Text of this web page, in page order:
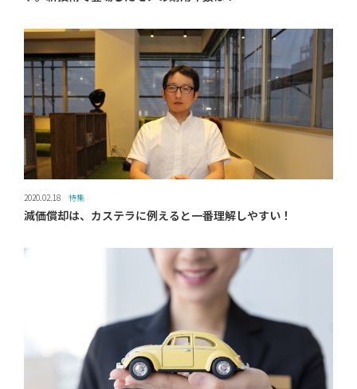
2020.02.18 特集
減価償却は、カステラに例えると一番理解しやすい！